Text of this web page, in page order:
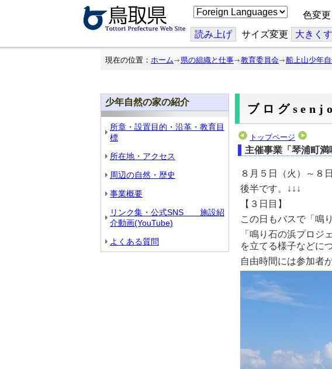
こ
の
ジ
を
翻
色変更
読み上げ サイズ変更 大きく
現在の位置： ホーム 県の組織と仕事 教育委員会 船上山少年
少年自然の家の紹介
所章・設置目的・沿革・教育目
標
所在地・アクセス
周辺の自然・歴史
事業概要
リンク集・公式SNS 施設紹
介動画(YouTube)
よくある質問
ブログ
トップページ
主催事業「琴浦町
８月５日（火）～８
後半です。↓↓↓
【３日目】
この日もバスで「鳴
「鳴り石の浜プロジ
を立てる様子などに
自由時間には参加者